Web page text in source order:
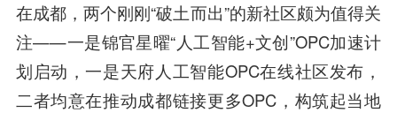
在成都，两个刚刚“破土而出”的新社区颇为值得关
注——一是锦官星曜“人工智能+文创”OPC加速计
划启动，一是天府人工智能OPC在线社区发布，
二者均意在推动成都链接更多OPC，构筑起当地